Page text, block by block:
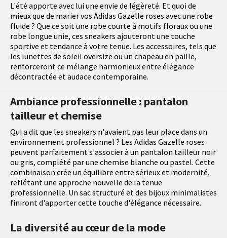
L'été apporte avec lui une envie de légèreté. Et quoi de
mieux que de marier vos Adidas Gazelle roses avec une robe
fluide ? Que ce soit une robe courte à motifs floraux ou une
robe longue unie, ces sneakers ajouteront une touche
sportive et tendance à votre tenue. Les accessoires, tels que
les lunettes de soleil oversize ou un chapeau en paille,
renforceront ce mélange harmonieux entre élégance
décontractée et audace contemporaine.
Ambiance professionnelle : pantalon
tailleur et chemise
Qui a dit que les sneakers n'avaient pas leur place dans un
environnement professionnel ? Les Adidas Gazelle roses
peuvent parfaitement s'associer à un pantalon tailleur noir
ou gris, complété par une chemise blanche ou pastel. Cette
combinaison crée un équilibre entre sérieux et modernité,
reflétant une approche nouvelle de la tenue
professionnelle. Un sac structuré et des bijoux minimalistes
finiront d'apporter cette touche d'élégance nécessaire.
La diversité au cœur de la mode